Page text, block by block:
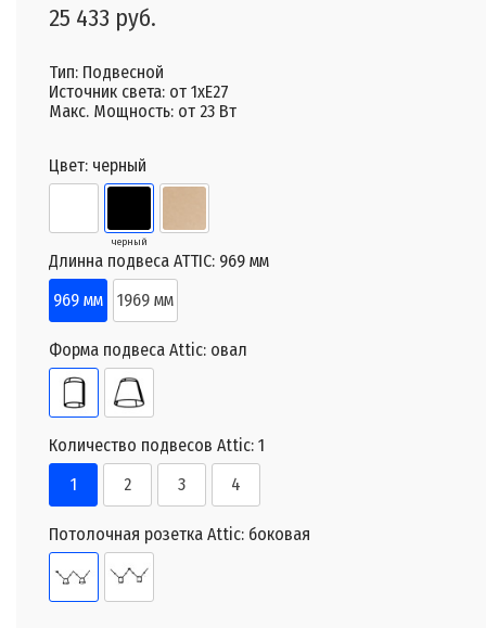
25 433 руб.
Тип: Подвесной
Источник света: от 1xE27
Макс. Мощность: от 23 Вт
Цвет: черный
черный
Длинна подвеса ATTIC: 969 мм
969 мм
1969 мм
Форма подвеса Attic: овал
Количество подвесов Attic: 1
1
2 3 4
Потолочная розетка Attic: боковая